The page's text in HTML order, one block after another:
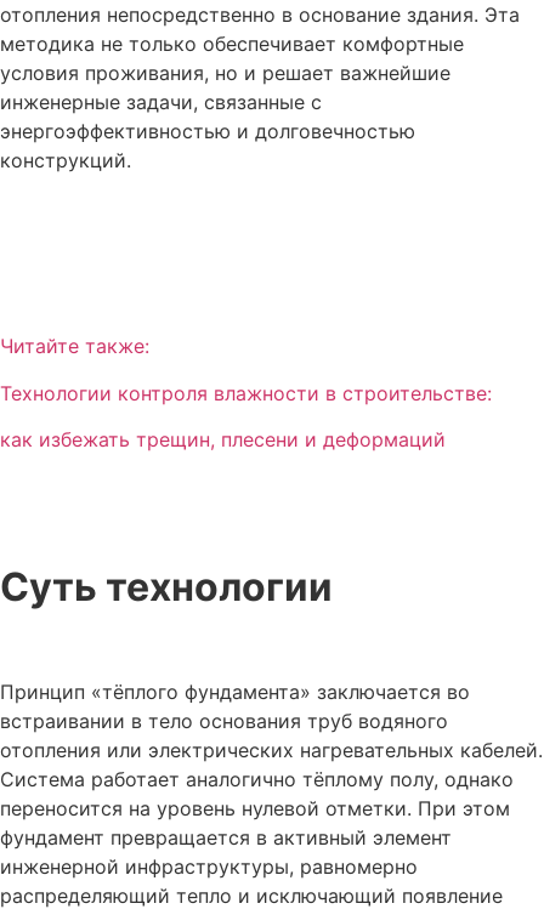
отопления непосредственно в основание здания. Эта
методика не только обеспечивает комфортные
условия проживания, но и решает важнейшие
инженерные задачи, связанные с
энергоэффективностью и долговечностью
конструкций.
Читайте также:
Технологии контроля влажности в строительстве:
как избежать трещин, плесени и деформаций
Суть технологии
Принцип «тёплого фундамента» заключается во
встраивании в тело основания труб водяного
отопления или электрических нагревательных кабелей.
Система работает аналогично тёплому полу, однако
переносится на уровень нулевой отметки. При этом
фундамент превращается в активный элемент
инженерной инфраструктуры, равномерно
распределяющий тепло и исключающий появление